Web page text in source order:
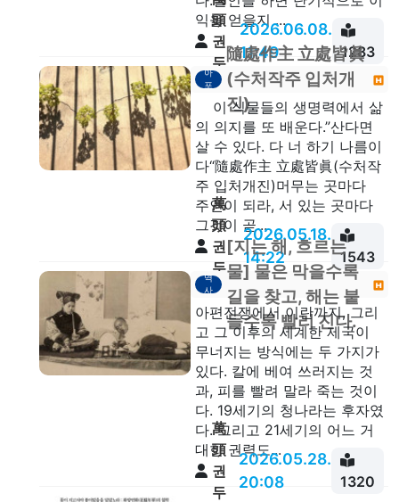
익을 얻을지 ...
頭
권
두
안
2026.06.08.
11:49
1283
아
포
隨處作主 立處皆眞
(수처작주 입처개
진)
이 식물들의 생명력에서 삶
의 의지를 또 배운다.”산다면
살 수 있다. 다 너 하기 나름이
다“隨處作主 立處皆眞(수처작
주 입처개진)머무는 곳마다
주인이 되라, 서 있는 곳마다
그것이 곧...
萬
頭
권
두
안
2026.05.18.
14:22
1543
역
사
[지는 해, 흐르는
물] 물은 막을수록
길을 찾고, 해는 붙
들수록 빨리 진다.
아편전쟁에서 이란까지, 그리
고 그 이후의 세계한 제국이
무너지는 방식에는 두 가지가
있다. 칼에 베여 쓰러지는 것
과, 피를 빨려 말라 죽는 것이
다. 19세기의 청나라는 후자였
다. 그리고 21세기의 어느 거
대한 권력도...
萬
頭
권
두
2026.05.28.
20:08
1320